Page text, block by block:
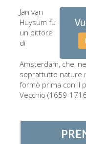
Jan van
Huysum fu
un pittore
di
Amsterdam, che,
soprattutto nature
formò prima con il
Vecchio (1659-